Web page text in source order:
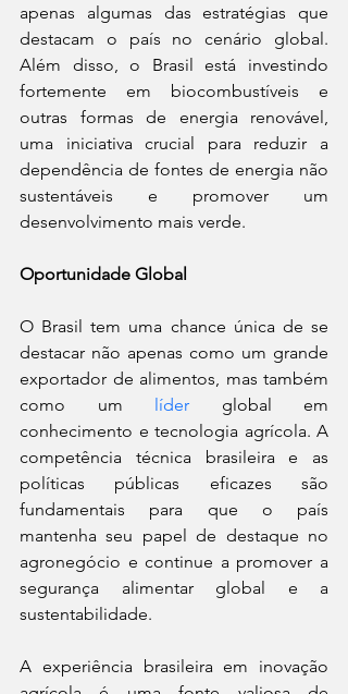
apenas algumas das estratégias que
destacam o país no cenário global.
Além disso, o Brasil está investindo
fortemente em biocombustíveis e
outras formas de energia renovável,
uma iniciativa crucial para reduzir a
dependência de fontes de energia não
sustentáveis e promover um
desenvolvimento mais verde.
Oportunidade Global
O Brasil tem uma chance única de se
destacar não apenas como um grande
exportador de alimentos, mas também
como um
líder global em
conhecimento e tecnologia agrícola. A
competência técnica brasileira e as
políticas públicas eficazes são
fundamentais para que o país
mantenha seu papel de destaque no
agronegócio e continue a promover a
segurança alimentar global e a
sustentabilidade.
A experiência brasileira em inovação